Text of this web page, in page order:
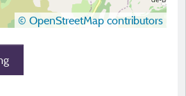
© OpenStreetMap contributors